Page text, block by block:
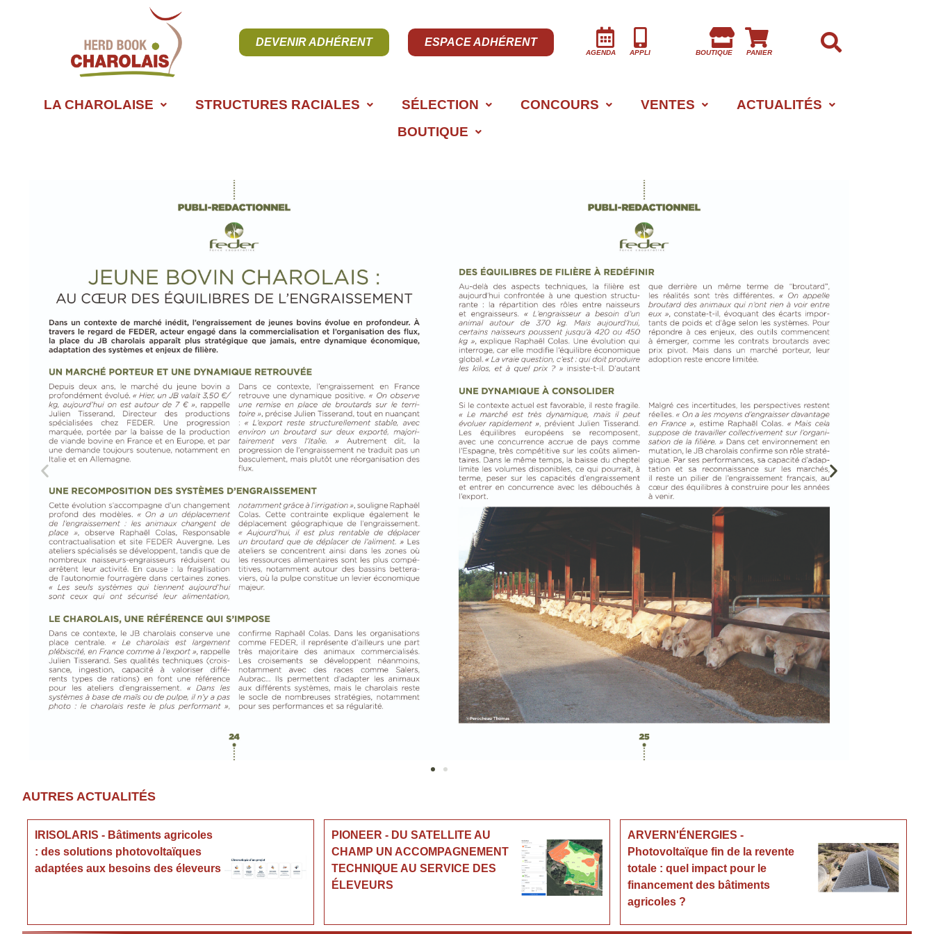
DEVENIR ADHÉRENT ESPACE ADHÉRENT
AGENDA APPLI BOUTIQUE PANIER
LA CHAROLAISE STRUCTURES RACIALES SÉLECTION CONCOURS VENTES
ACTUALITÉS
BOUTIQUE
AUTRES ACTUALITÉS
IRISOLARIS - Bâtiments agricoles
: des solutions photovoltaïques
adaptées aux besoins des éleveurs
PIONEER - DU SATELLITE AU
CHAMP UN ACCOMPAGNEMENT
TECHNIQUE AU SERVICE DES
ÉLEVEURS
ARVERN'ÉNERGIES -
Photovoltaïque fin de la revente
totale : quel impact pour le
financement des bâtiments
agricoles ?